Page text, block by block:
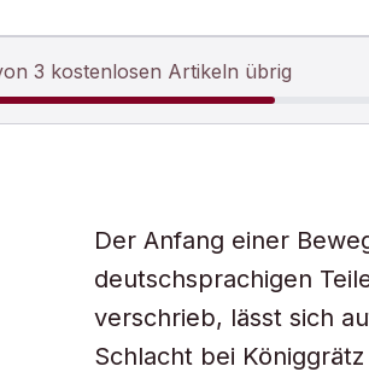
3 kostenlosen Artikeln übrig
Der Anfang einer
deutschsprachigen
verschrieb, lässt sich
Schlacht bei